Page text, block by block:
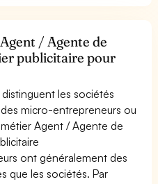
/ Agente de
publicitaire pour
les sociétés
micro-entrepreneurs ou
Agent / Agente de
ont généralement des
que les sociétés. Par